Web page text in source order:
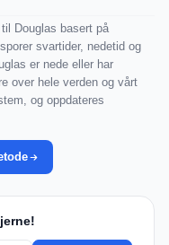
Douglas basert på
svartider, nedetid og
er nede eller har
over hele verden og vårt
og oppdateres